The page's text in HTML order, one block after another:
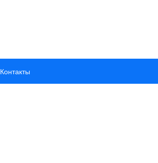
Контакты